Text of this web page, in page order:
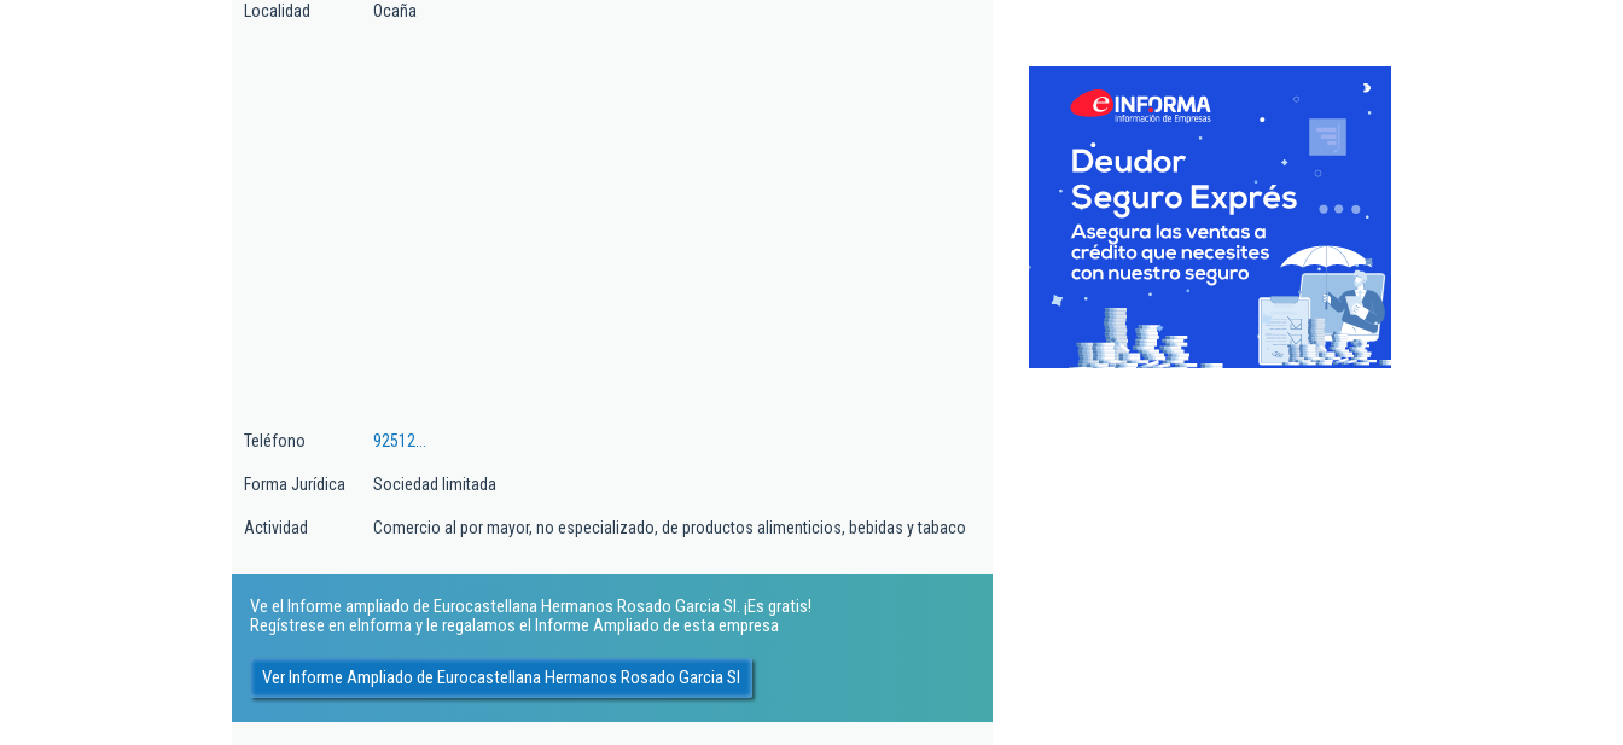
Localidad Ocaña
Teléfono 92512...
Forma Jurídica Sociedad limitada
Actividad Comercio al por mayor, no especializado, de productos alimenticios, bebidas y tabaco
Ve el Informe ampliado de Eurocastellana Hermanos Rosado Garcia Sl. ¡Es gratis!
Regístrese en eInforma y le regalamos el Informe Ampliado de esta empresa
Ver Informe Ampliado de Eurocastellana Hermanos Rosado Garcia Sl